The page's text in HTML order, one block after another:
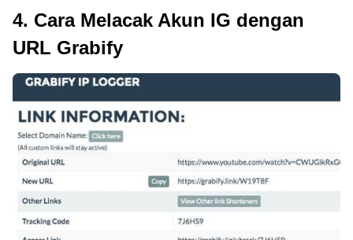
4. Cara Melacak Akun IG dengan
URL Grabify